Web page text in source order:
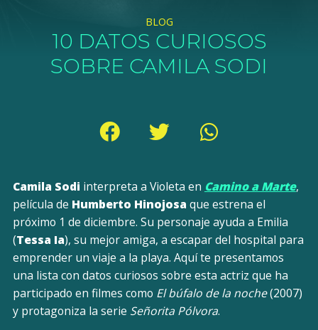
BLOG
10 DATOS CURIOSOS
SOBRE CAMILA SODI
Camila Sodi interpreta a Violeta en Camino a Marte,
película de Humberto Hinojosa que estrena el
próximo 1 de diciembre. Su personaje ayuda a Emilia
(Tessa Ia), su mejor amiga, a escapar del hospital para
emprender un viaje a la playa. Aquí te presentamos
una lista con datos curiosos sobre esta actriz que ha
participado en filmes como El búfalo de la noche(2007)
y protagoniza la serie Señorita Pólvora.